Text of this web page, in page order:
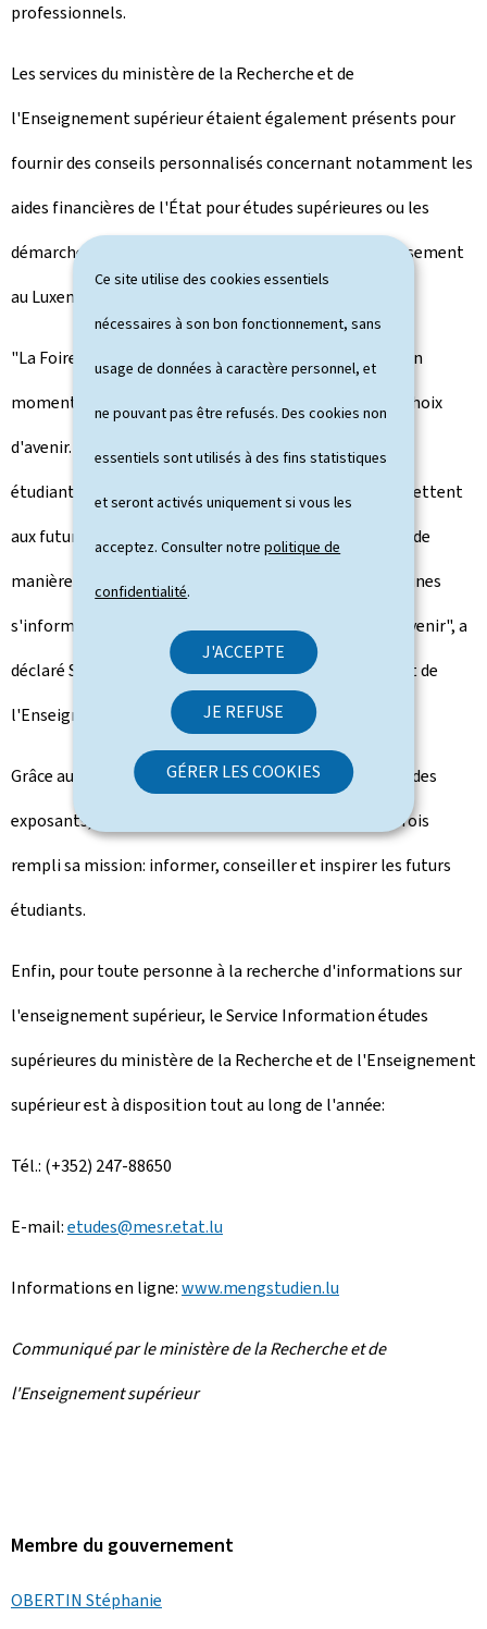
Ce site utilise des cookies essentiels
nécessaires à son bon fonctionnement, sans
usage de données à caractère personnel, et
ne pouvant pas être refusés. Des cookies non
essentiels sont utilisés à des fins statistiques
et seront activés uniquement si vous les
acceptez. Consulter notrepolitique de
confidentialité.
J'ACCEPTE
JE REFUSE
GÉRER LES COOKIES
professionnels.
Les services du ministère de la Recherche et de
l'Enseignement supérieur étaient également présents pour
fournir des conseils personnalisés concernant notamment les
aides financières de l'État pour études supérieures ou les
démarches à accomplir pour s'inscrire dans un établissement
au Luxembourg ou à l'étranger.
"La Foire de l'Étudiant est devenue, au fil des années, un
moment clé pour accompagner les jeunes dans leurs choix
d'avenir. Les échanges directs avec les institutions, les
étudiants et les acteurs du monde professionnel permettent
aux futurs étudiants de construire leur projet d'études de
manière éclairée. Je me réjouis de voir combien nos jeunes
s'informent, s'impliquent et se projettent dans leur avenir", a
déclaré Stéphanie Obertin, ministre de la Recherche et de
l'Enseignement supérieur, lors de sa visite.
Grâce au cadre universitaire stimulant et à la diversité des
exposants, la Foire de l'Étudiant 2025 a une nouvelle fois
rempli sa mission: informer, conseiller et inspirer les futurs
étudiants.
Enfin, pour toute personne à la recherche d'informations sur
l'enseignement supérieur, le Service Information études
supérieures du ministère de la Recherche et de l'Enseignement
supérieur est à disposition tout au long de l'année:
Tél.: (+352) 247-88650
E-mail:etudes@mesr.etat.lu
Informations en ligne:www.mengstudien.lu
Communiqué par le ministère de la Recherche et de
l'Enseignement supérieur
Membre du gouvernement
OBERTIN Stéphanie